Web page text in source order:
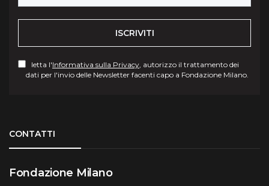
ISCRIVITI
letta l'Informativa sulla Privacy , autorizzo il trattamento dei
dati per l'invio delle Newsletter facenti capo a Fondazione Milano.
CONTATTI
Fondazione Milano